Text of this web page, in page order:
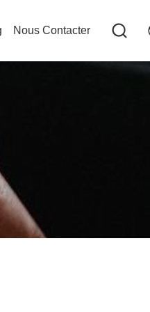
Nous Contacter